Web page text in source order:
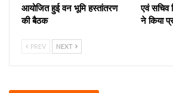
आयोजित हुई वन भूमि हस्तांतरण
की बैठक
एवं सचिव
ने किया
PREV NEXT